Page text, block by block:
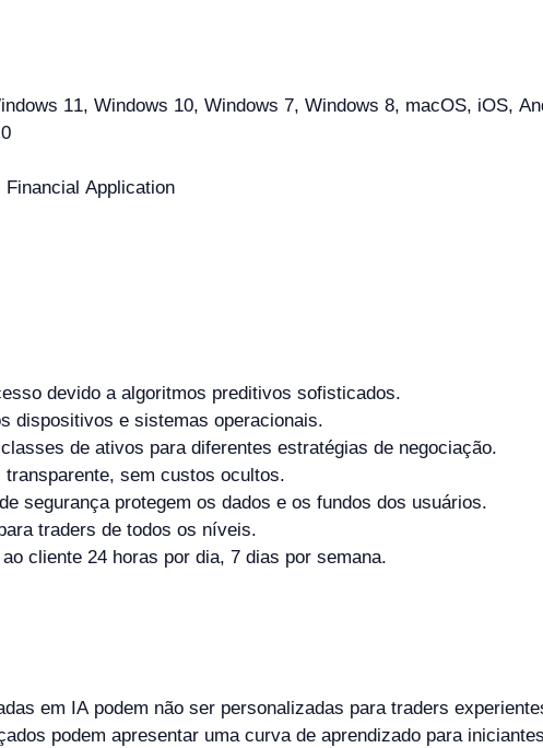
11, Windows 10, Windows 7, Windows 8, macOS, iOS,
Financial Application
devido a algoritmos preditivos sofisticados.
dispositivos e sistemas operacionais.
de ativos para diferentes estratégias de negociação.
transparente, sem custos ocultos.
segurança protegem os dados e os fundos dos usuários.
traders de todos os níveis.
cliente 24 horas por dia, 7 dias por semana.
em IA podem não ser personalizadas para traders
podem apresentar uma curva de aprendizado para